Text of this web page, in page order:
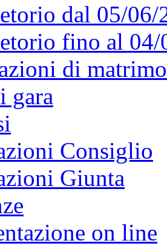
dal 05/06/
fino al 04/
di
gara
Consiglio
Giunta
on line